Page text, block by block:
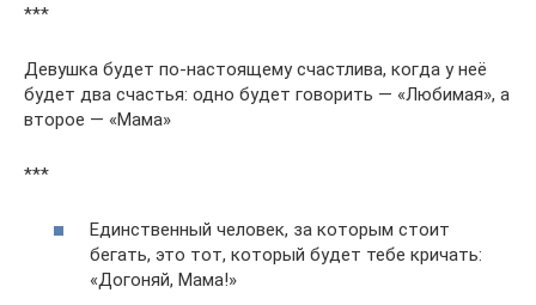
***
Девушка будет по-настоящему счастлива, когда у неё
будет два счастья: одно будет говорить — «Любимая», а
второе — «Мама»
***
Единственный человек, за которым стоит
бегать, это тот, который будет тебе кричать:
«Догоняй, Мама!»